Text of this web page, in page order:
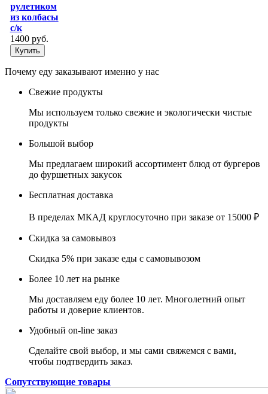
рулетиком
из колбасы
с/к
1400 руб.
Купить
Почему еду заказывают именно у нас
Свежие продукты
Мы используем только свежие и экологически чистые
продукты
Большой выбор
Мы предлагаем широкий ассортимент блюд от бургеров
до фуршетных закусок
Бесплатная доставка
В пределах МКАД круглосуточно при заказе от 15000 ₽
Скидка за самовывоз
Скидка 5% при заказе еды с самовывозом
Более 10 лет на рынке
Мы доставляем еду более 10 лет. Многолетний опыт
работы и доверие клиентов.
Удобный on-line заказ
Сделайте свой выбор, и мы сами свяжемся с вами,
чтобы подтвердить заказ.
Сопутствующие товары